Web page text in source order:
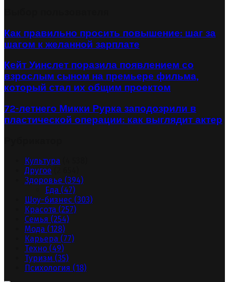
Как правильно просить повышение: шаг за
шагом к желанной зарплате
Кейт Уинслет поразила появлением со
взрослым сыном на премьере фильма,
который стал их общим проектом
72-летнего Микки Рурка заподозрили в
пластической операции: как выглядит актер
Культура
Другое
Здоровье (394)
Еда (47)
Шоу-бизнес (303)
Красота (257)
Семья (254)
Мода (128)
Карьера (77)
Техно (49)
Туризм (35)
Психология (18)